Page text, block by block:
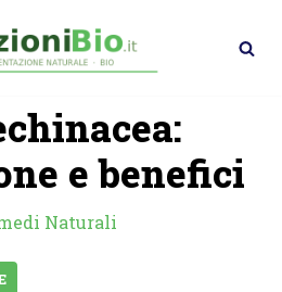
e benefici
Naturali